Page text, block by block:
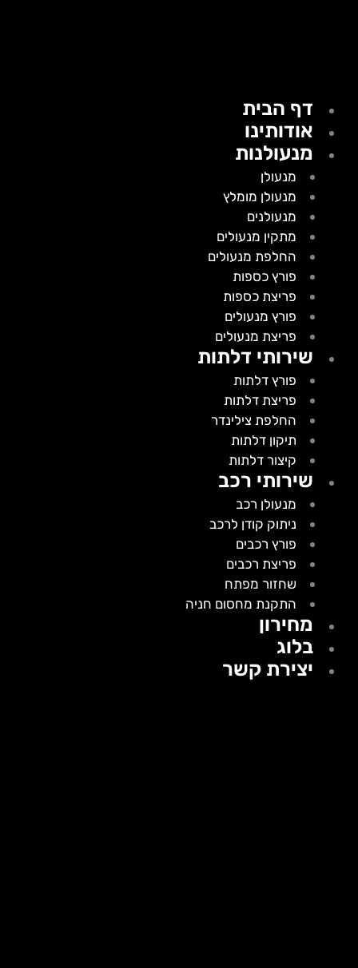
דף הבית
אודותינו
מנעולנות
מנעולן
מנעולן מומלץ
מנעולנים
מתקין מנעולים
החלפת מנעולים
פורץ כספות
פריצת כספות
פורץ מנעולים
פריצת מנעולים
שירותי דלתות
פורץ דלתות
פריצת דלתות
החלפת צילינדר
תיקון דלתות
קיצור דלתות
שירותי רכב
מנעולן רכב
ניתוק קודן לרכב
פורץ רכבים
פריצת רכבים
שחזור מפתח
התקנת מחסום חניה
מחירון
בלוג
יצירת קשר